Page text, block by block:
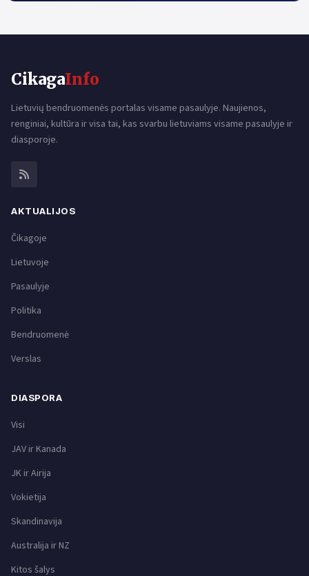
CikagaInfo
Lietuvių bendruomenės portalas visame pasaulyje. Naujienos,
renginiai, kultūra ir visa tai, kas svarbu lietuviams visame pasaulyje ir
diasporoje.
AKTUALIJOS
Čikagoje
Lietuvoje
Pasaulyje
Politika
Bendruomenė
Verslas
DIASPORA
Visi
JAV ir Kanada
JK ir Airija
Vokietija
Skandinavija
Australija ir NZ
Kitos šalys